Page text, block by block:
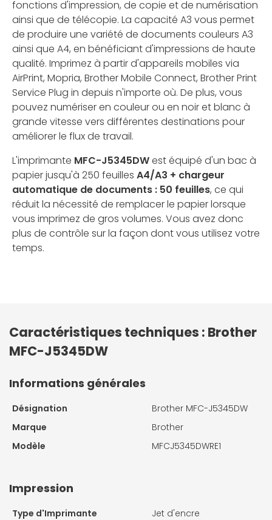
fonctions d'impression, de copie et de numérisation
ainsi que de télécopie. La capacité A3 vous permet
de produire une variété de documents couleurs A3
ainsi que A4, en bénéficiant d'impressions de haute
qualité. Imprimez à partir d'appareils mobiles via
AirPrint, Mopria, Brother Mobile Connect, Brother Print
Service Plug in depuis n'importe où. De plus, vous
pouvez numériser en couleur ou en noir et blanc à
grande vitesse vers différentes destinations pour
améliorer le flux de travail.
L'imprimante MFC-J5345DWest équipé d'un bac à
papier jusqu'à 250 feuilles A4/A3 + chargeur
automatique de documents : 50 feuilles, ce qui
réduit la nécessité de remplacer le papier lorsque
vous imprimez de gros volumes. Vous avez donc
plus de contrôle sur la façon dont vous utilisez votre
temps.
Caractéristiques techniques : Brother
MFC-J5345DW
Informations générales
Désignation
Brother MFC-J5345DW
Marque
Brother
Modèle
MFCJ5345DWRE1
Impression
Type d'Imprimante
Jet d'encre